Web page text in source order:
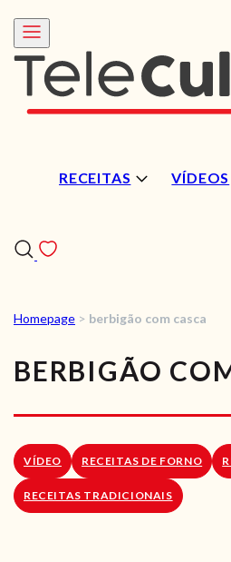
RECEITAS VÍDEOS
LOJA
Homepage > berbigão com casca
BERBIGÃO
VÍDEO RECEITAS DE FORNO
RECEITAS TRADICIONAIS